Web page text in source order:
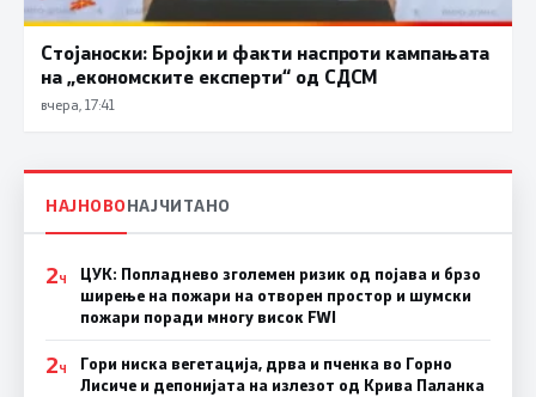
Стојаноски: Бројки и факти наспроти кампањата
на „економските експерти“ од СДСM
вчера, 17:41
НАЈНОВОНАЈЧИТАНО
2Ч
ЦУК: Попладнево зголемен ризик од појава и брзо
ширење на пожари на отворен простор и шумски
пожари поради многу висок FWI
2Ч
Гори ниска вегетација, дрва и пченка во Горно
Лисиче и депонијата на излезот од Крива Паланка